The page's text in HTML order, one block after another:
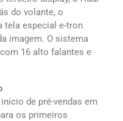
do volante, o
tela especial e-tron
imagem. O sistema
16 alto falantes e
de pré-vendas em
os primeiros